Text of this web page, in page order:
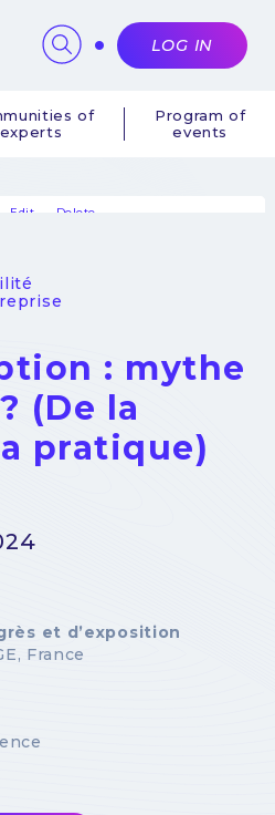
of
experts
Program of
events
LOG IN
Edit Delete
: mythe
(De la
pratique)
et d’exposition
France